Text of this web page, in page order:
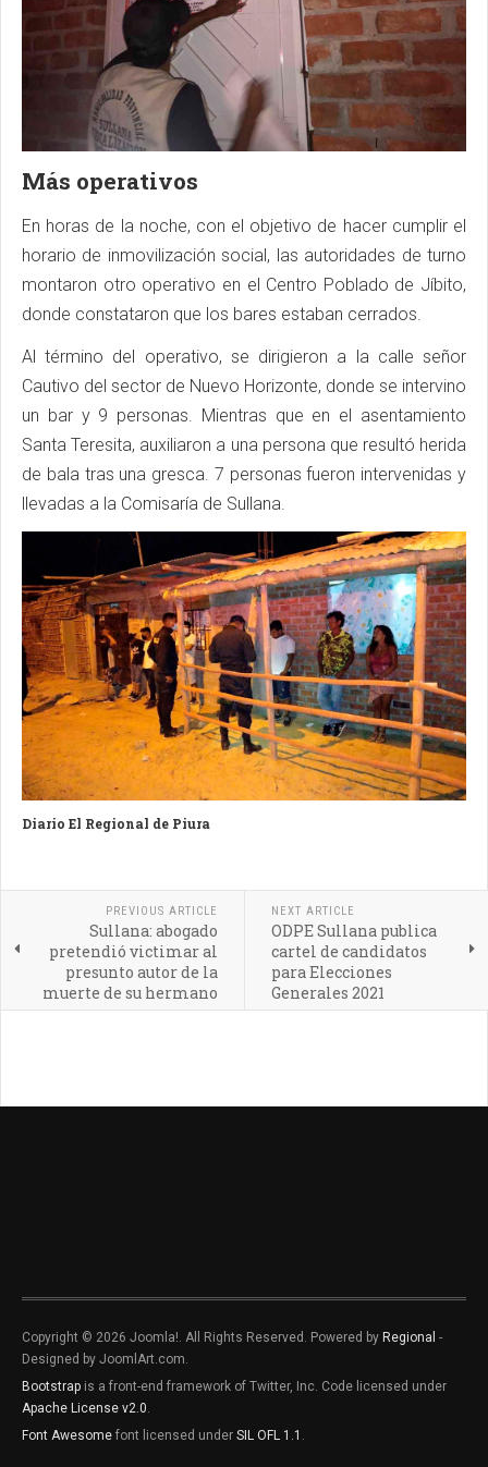
Más operativos
En horas de la noche, con el objetivo de hacer cumplir el
horario de inmovilización social, las autoridades de turno
montaron otro operativo en el Centro Poblado de Jíbito,
donde constataron que los bares estaban cerrados.
Al término del operativo, se dirigieron a la calle señor
Cautivo del sector de Nuevo Horizonte, donde se intervino
un bar y 9 personas. Mientras que en el asentamiento
Santa Teresita, auxiliaron a una persona que resultó herida
de bala tras una gresca. 7 personas fueron intervenidas y
llevadas a la Comisaría de Sullana.
Diario El Regional de Piura
PREVIOUS ARTICLE
Sullana: abogado
pretendió victimar al
presunto autor de la
muerte de su hermano
NEXT ARTICLE
ODPE Sullana publica
cartel de candidatos
para Elecciones
Generales 2021
Copyright © 2026 Joomla!. All Rights Reserved. Powered by Regional -
Designed by JoomlArt.com.
Bootstrap is a front-end framework of Twitter, Inc. Code licensed under
Apache License v2.0.
Font Awesome font licensed under SIL OFL 1.1 .